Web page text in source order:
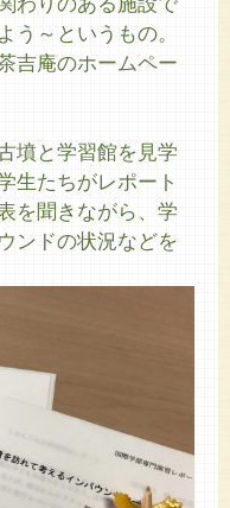
う～というもの。
吉庵のホームペー
墳と学習館を見学
生たちがレポート
を聞きながら、学
ンドの状況などを